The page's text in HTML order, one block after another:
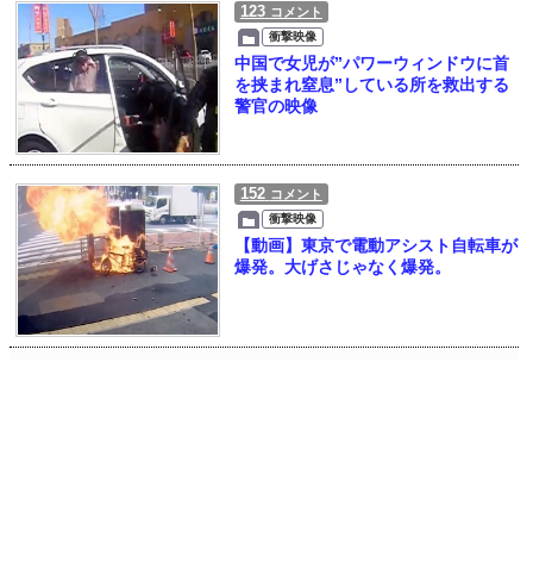
123 コメント
衝撃映像
中国で女児が”パワーウィンドウに首
を挟まれ窒息”している所を救出する
警官の映像
152 コメント
衝撃映像
【動画】東京で電動アシスト自転車が
爆発。大げさじゃなく爆発。